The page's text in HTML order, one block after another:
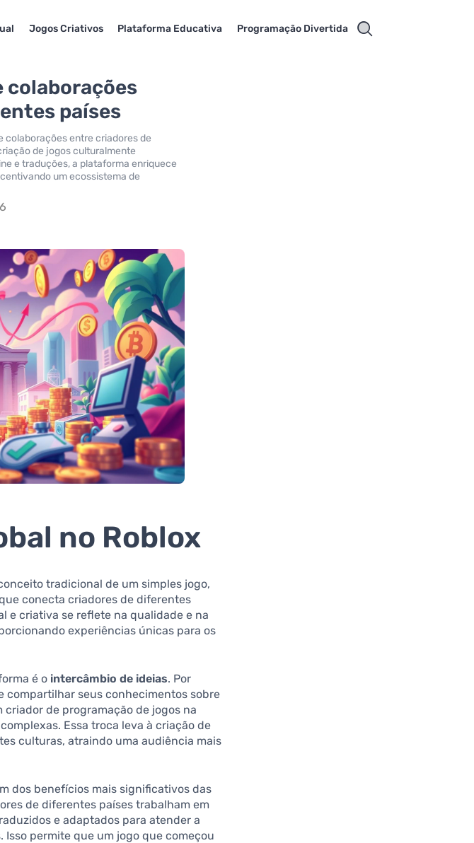
Jogos Criativos Plataforma Educativa Programação Divertida
colaborações
países
colaborações entre criadores de
de jogos culturalmente
e traduções, a plataforma enriquece
um ecossistema de
no Roblox
tradicional de um simples jogo,
conecta criadores de diferentes
e criativa se reflete na qualidade e na
experiências únicas para os
é o intercâmbio de ideias. Por
compartilhar seus conhecimentos sobre
de programação de jogos na
Essa troca leva à criação de
culturas, atraindo uma audiência mais
dos benefícios mais significativos das
de diferentes países trabalham em
e adaptados para atender a
permite que um jogo que começou